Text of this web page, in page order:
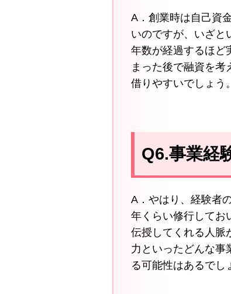
A．創業時は自己資
いのですが、いざと
年数が経過するほど
まった後で融資を
借りやすいでしょう。
Q6.事業経
A．やはり、経験者
年くらい修行してお
伝授してくれる人脈
力といったどんな事
る可能性はあるでし